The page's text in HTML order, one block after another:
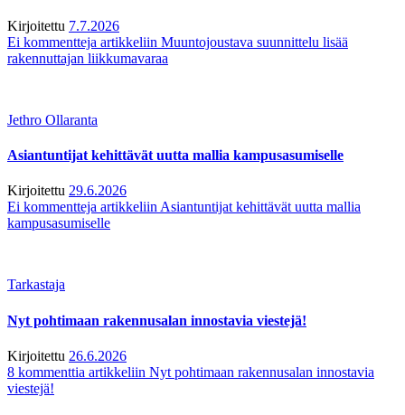
Kirjoitettu 7.7.2026
Ei kommentteja artikkeliin Muuntojoustava suunnittelu lisää
rakennuttajan liikkumavaraa
Jethro Ollaranta
Asiantuntijat kehittävät uutta mallia kampusasumiselle
Kirjoitettu 29.6.2026
Ei kommentteja artikkeliin Asiantuntijat kehittävät uutta mallia
kampusasumiselle
Tarkastaja
Nyt pohtimaan rakennusalan innostavia viestejä!
Kirjoitettu 26.6.2026
8 kommenttia artikkeliin Nyt pohtimaan rakennusalan innostavia
viestejä!